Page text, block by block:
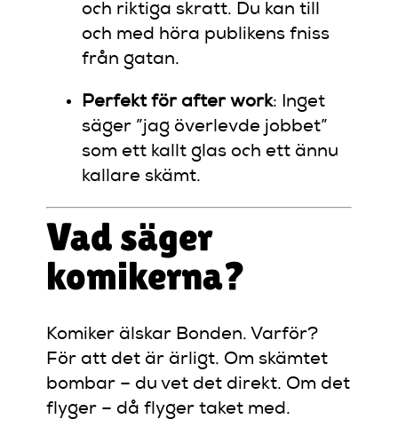
och riktiga skratt. Du kan till
och med höra publikens fniss
från gatan.
Perfekt för after work: Inget
säger ”jag överlevde jobbet”
som ett kallt glas och ett ännu
kallare skämt.
Vad säger
komikerna?
Komiker älskar Bonden. Varför?
För att det är ärligt. Om skämtet
bombar – du vet det direkt. Om det
flyger – då flyger taket med.